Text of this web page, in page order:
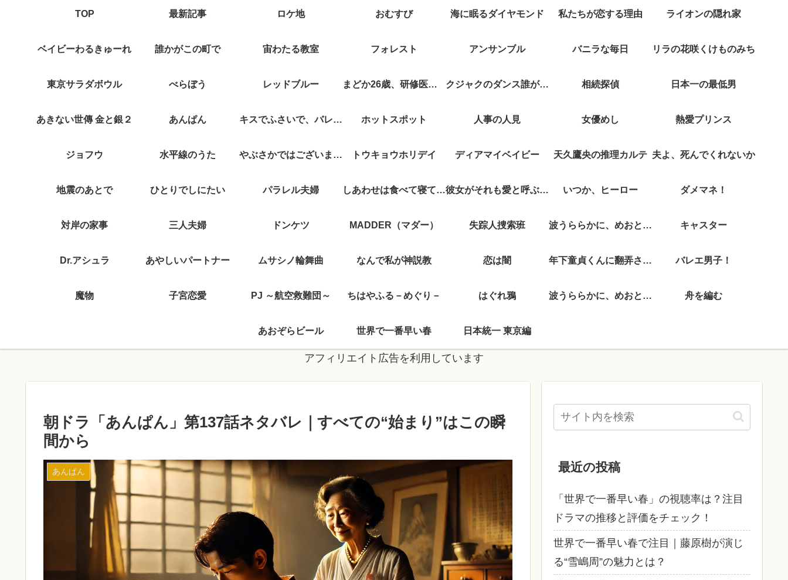
TOP 最新記事 ロケ地 おむすび 海に眠るダイヤモンド 私たちが恋する理由 ライオンの隠れ家
ベイビーわるきゅーれ 誰かがこの町で 宙わたる教室 フォレスト アンサンブル バニラな毎日 リラの花咲くけものみち
東京サラダボウル べらぼう レッドブルー まどか26歳、研修医やってます！ クジャクのダンス誰が見た？ 相続探偵 日本一の最低男
あきない世傳 金と銀２ あんぱん キスでふさいで、バレないで。 ホットスポット 人事の人見 女優めし 熱愛プリンス
ジョフウ 水平線のうた やぶさかではございません トウキョウホリデイ ディアマイベイビー 天久鷹央の推理カルテ 夫よ、死んでくれないか
地震のあとで ひとりでしにたい パラレル夫婦 しあわせは食べて寝て待て 彼女がそれも愛と呼ぶなら いつか、ヒーロー ダメマネ！
対岸の家事 三人夫婦 ドンケツ MADDER（マダー） 失踪人捜索班 波うららかに、めおと日和 キャスター
Dr.アシュラ あやしいパートナー ムサシノ輪舞曲 なんで私が神説教 恋は闇 年下童貞くんに翻弄されてます バレエ男子！
魔物 子宮恋愛 PJ ～航空救難団～ ちはやふる－めぐり－ はぐれ鴉 波うららかに、めおと日和 舟を編む
あおぞらビール 世界で一番早い春 日本統一 東京編
アフィリエイト広告を利用しています
朝ドラ「あんぱん」第137話ネタバレ｜すべての“始まり”はこの瞬
間から
あんぱん 最近の投稿
「世界で一番早い春」の視聴率は？注目
ドラマの推移と評価をチェック！
世界で一番早い春で注目｜藤原樹が演じ
る“雪嶋周”の魅力とは？